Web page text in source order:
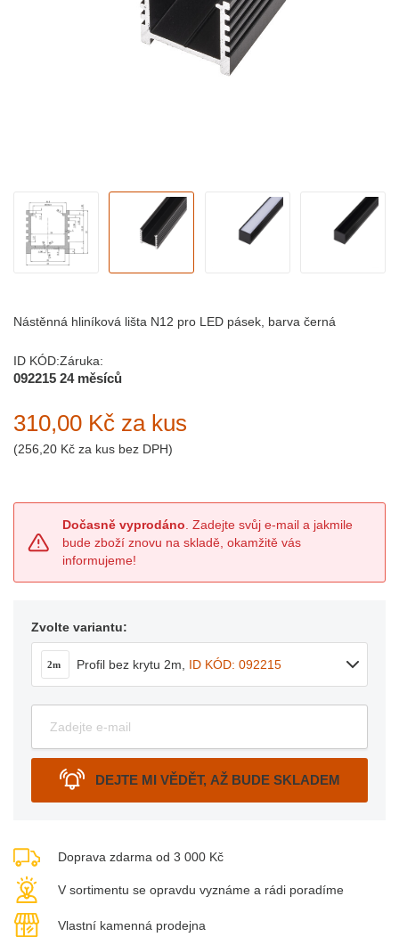
Nástěnná hliníková lišta N12 pro LED pásek, barva černá
ID KÓD:
092215
Záruka:
24 měsíců
310,00 Kč za kus
(256,20 Kč za kus bez DPH)
Dočasně vyprodáno. Zadejte svůj e-mail a jakmile
bude zboží znovu na skladě, okamžitě vás
informujeme!
Zvolte variantu:
2m Profil bez krytu 2m, ID KÓD: 092215
DEJTE MI VĚDĚT, AŽ BUDE SKLADEM
Doprava zdarma od 3 000 Kč
V sortimentu se opravdu vyznáme a rádi poradíme
Vlastní kamenná prodejna